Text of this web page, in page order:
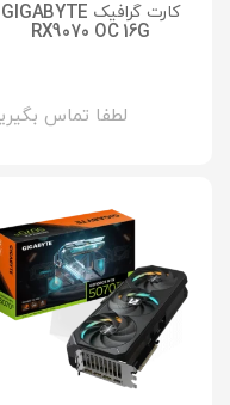
کارت گرافیک GIGABYTE
RX9070 OC 16G
لطفا تماس